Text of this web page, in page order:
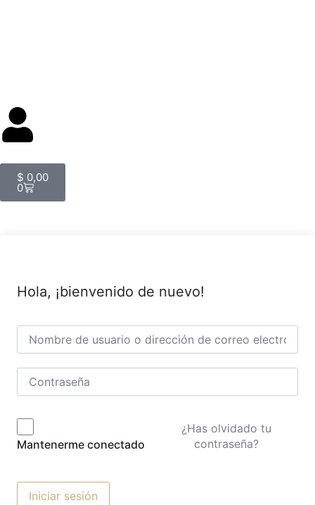
$ 0,00
0
Hola, ¡bienvenido de nuevo!
Mantenerme conectado
¿Has olvidado tu
contraseña?
Iniciar sesión